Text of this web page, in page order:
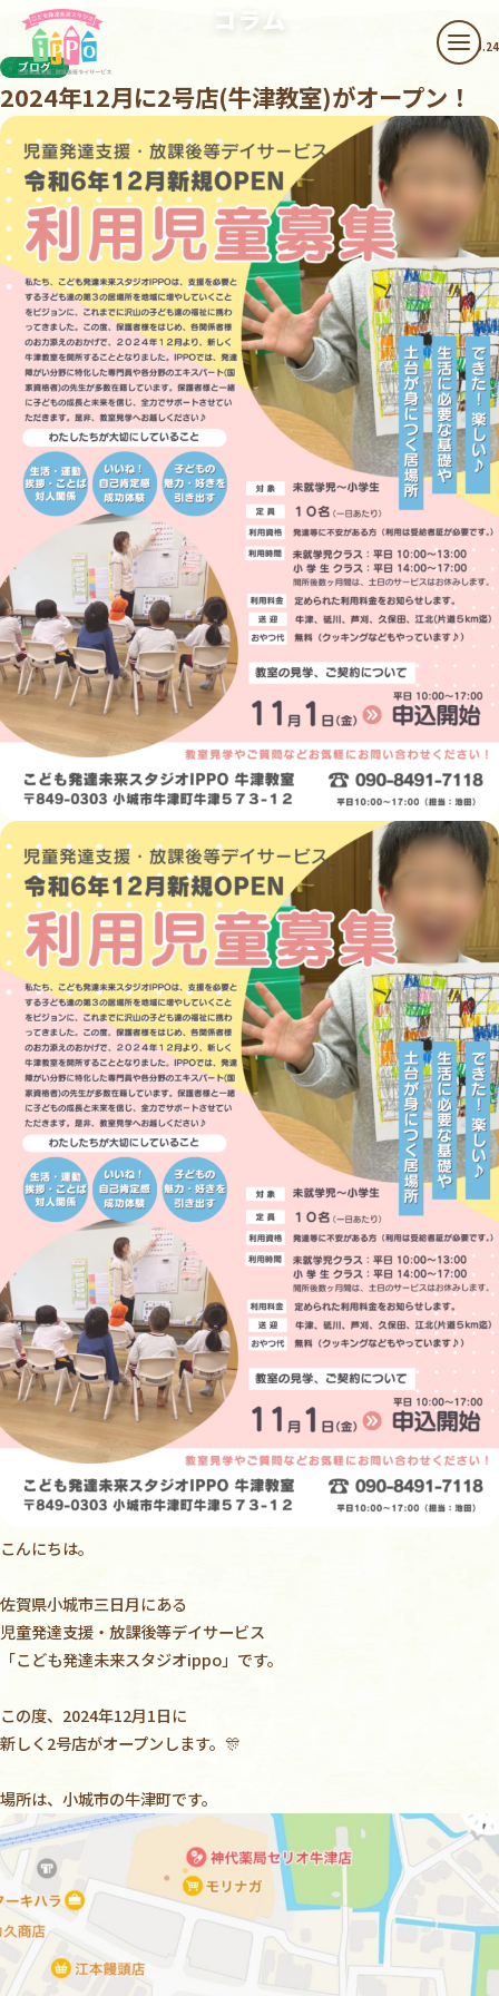
本文へスキップ
メニ
コラム
2024.10.24
ブログ
2024年12月に2号店(牛津教室)がオープン！
こんにちは。
佐賀県小城市三日月にある
児童発達支援・放課後等デイサービス
「こども発達未来スタジオippo」です。
この度、2024年12月1日に
新しく2号店がオープンします。 🎊
場所は、小城市の牛津町です。